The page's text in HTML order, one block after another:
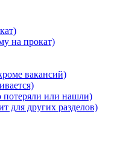
на прокат)
вакансий)
потеряли или нашли)
для других разделов)